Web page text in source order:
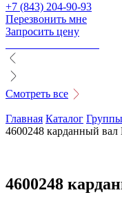
+7 (843) 204-90-93
Перезвонить мне
Запросить цену
Смотреть все
Главная Каталог Группы
4600248 карданный
4600248